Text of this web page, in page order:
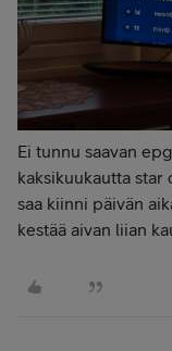
Ei tunnu saavan
kaksikuukautta
saa kiinni päivän
kestää aivan liian